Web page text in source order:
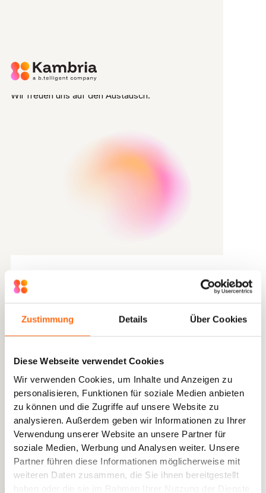
Zustimmung Details Über Cookies
Diese Webseite verwendet Cookies
Wir verwenden Cookies, um Inhalte und Anzeigen zu
personalisieren, Funktionen für soziale Medien anbieten
zu können und die Zugriffe auf unsere Website zu
analysieren. Außerdem geben wir Informationen zu Ihrer
Verwendung unserer Website an unsere Partner für
soziale Medien, Werbung und Analysen weiter. Unsere
Partner führen diese Informationen möglicherweise mit
weiteren Daten zusammen, die Sie ihnen bereitgestellt
Buch Deinen Termin mit uns!
Wir freuen uns auf den Austausch.